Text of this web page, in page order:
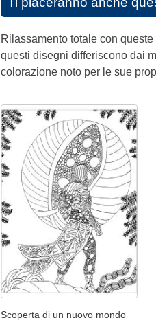
Rilassamento totale con
questi disegni differiscono dai
colorazione noto per le sue
Scoperta di un nuovo mondo